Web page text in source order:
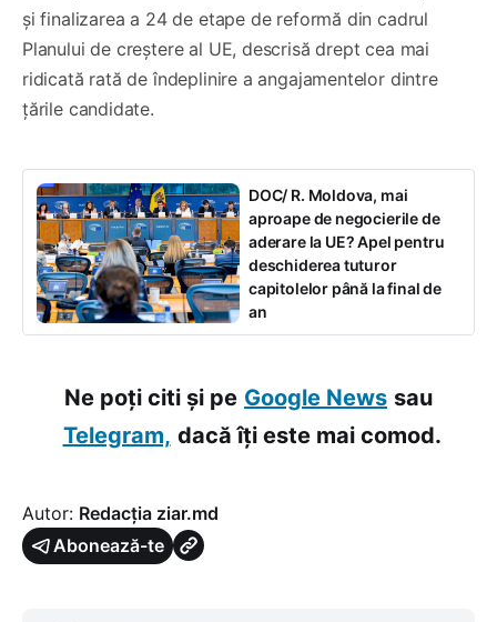
și finalizarea a 24 de etape de reformă din cadrul
Planului de creștere al UE, descrisă drept cea mai
ridicată rată de îndeplinire a angajamentelor dintre
țările candidate.
DOC/ R. Moldova, mai
aproape de negocierile de
aderare la UE? Apel pentru
deschiderea tuturor
capitolelor până la final de
an
Ne poți citi și pe Google News sau
Telegram, dacă îți este mai comod.
Autor: Redacția ziar.md
Abonează-te